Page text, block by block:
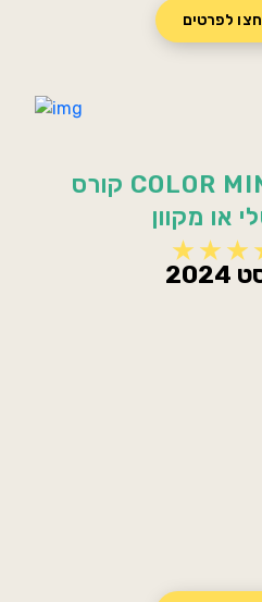
קורס COLOR MIND 7 מפגשים
או מקוון